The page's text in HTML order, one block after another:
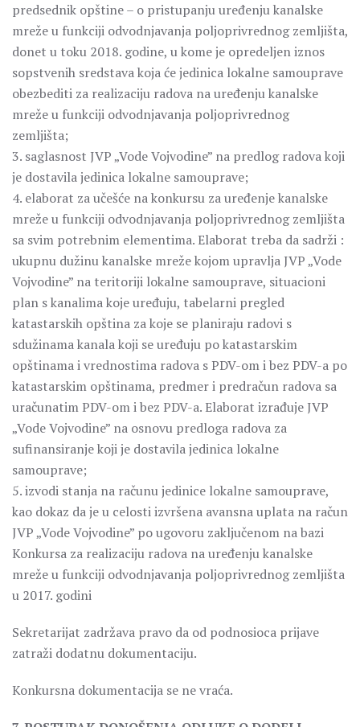
predsednik opštine – o pristupanju uređenju kanalske
mreže u funkciji odvodnjavanja poljoprivrednog zemljišta,
donet u toku 2018. godine, u kome je opredeljen iznos
sopstvenih sredstava koja će jedinica lokalne samouprave
obezbediti za realizaciju radova na uređenju kanalske
mreže u funkciji odvodnjavanja poljoprivrednog
zemljišta;
3. saglasnost JVP „Vode Vojvodine” na predlog radova koji
je dostavila jedinica lokalne samouprave;
4. elaborat za učešće na konkursu za uređenje kanalske
mreže u funkciji odvodnjavanja poljoprivrednog zemljišta
sa svim potrebnim elementima. Elaborat treba da sadrži :
ukupnu dužinu kanalske mreže kojom upravlja JVP „Vode
Vojvodine” na teritoriji lokalne samouprave, situacioni
plan s kanalima koje uređuju, tabelarni pregled
katastarskih opština za koje se planiraju radovi s
sdužinama kanala koji se uređuju po katastarskim
opštinama i vrednostima radova s PDV-om i bez PDV-a po
katastarskim opštinama, predmer i predračun radova sa
uračunatim PDV-om i bez PDV-a. Elaborat izrađuje JVP
„Vode Vojvodine” na osnovu predloga radova za
sufinansiranje koji je dostavila jedinica lokalne
samouprave;
5. izvodi stanja na računu jedinice lokalne samouprave,
kao dokaz da je u celosti izvršena avansna uplata na račun
JVP „Vode Vojvodine” po ugovoru zaključenom na bazi
Konkursa za realizaciju radova na uređenju kanalske
mreže u funkciji odvodnjavanja poljoprivrednog zemljišta
u 2017. godini
Sekretarijat zadržava pravo da od podnosioca prijave
zatraži dodatnu dokumentaciju.
Konkursna dokumentacija se ne vraća.